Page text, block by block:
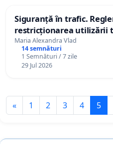
​Siguranță în trafic.
restricționarea utilizării
către minorii sub 18 ani
Maria Alexandra Vlad
14 semnături
1 Semnături / 7 zile
29 Jul 2026
« 1 2 3 4 5